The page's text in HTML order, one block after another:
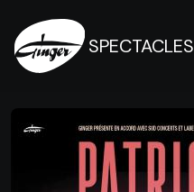
SPECTACLES